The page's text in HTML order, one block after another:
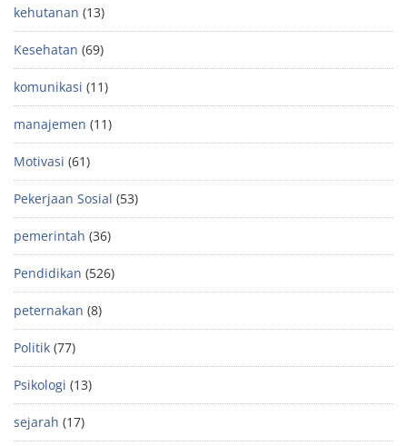
kehutanan (13)
Kesehatan (69)
komunikasi (11)
manajemen (11)
Motivasi (61)
Pekerjaan Sosial (53)
pemerintah (36)
Pendidikan (526)
peternakan (8)
Politik (77)
Psikologi (13)
sejarah (17)